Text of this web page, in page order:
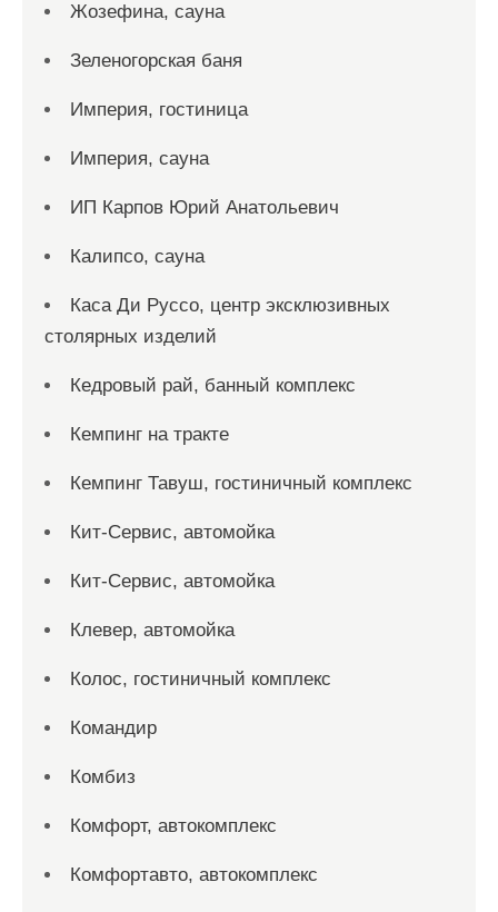
Жозефина, сауна
Зеленогорская баня
Империя, гостиница
Империя, сауна
ИП Карпов Юрий Анатольевич
Калипсо, сауна
Каса Ди Руссо, центр эксклюзивных
столярных изделий
Кедровый рай, банный комплекс
Кемпинг на тракте
Кемпинг Тавуш, гостиничный комплекс
Кит-Сервис, автомойка
Кит-Сервис, автомойка
Клевер, автомойка
Колос, гостиничный комплекс
Командир
Комбиз
Комфорт, автокомплекс
Комфортавто, автокомплекс